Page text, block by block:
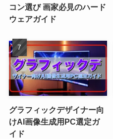
コン選び 画家必見のハード
ウェアガイド
グラフィックデザイナー向
けAI画像生成用PC選定ガ
イド